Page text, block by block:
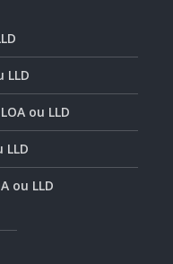
LLD
ou LLD
LLD
ou LLD